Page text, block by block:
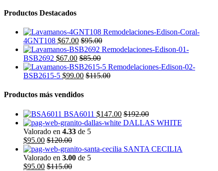
Productos Destacados
4GNT108 $67.00 $95.00
BSB2692 $67.00 $85.00
BSB2615-5 $99.00 $115.00
Productos más vendidos
BSA6011 $147.00 $192.00
DALLAS WHITE
Valorado en 4.33 de 5
$95.00 $120.00
SANTA CECILIA
Valorado en 3.00 de 5
$95.00 $115.00